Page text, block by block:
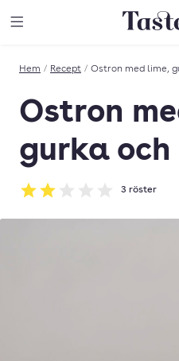
Till
Hem / Recept / Ostron med lime,
Ostron
gurka
Betyg: 2 av 5
3 röster